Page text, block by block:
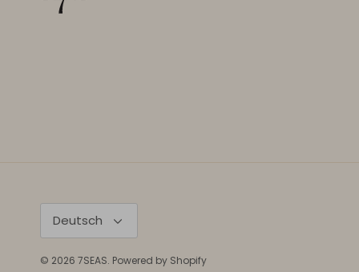
Sprache
Deutsch
© 2026 7SEAS. Powered by Shopify